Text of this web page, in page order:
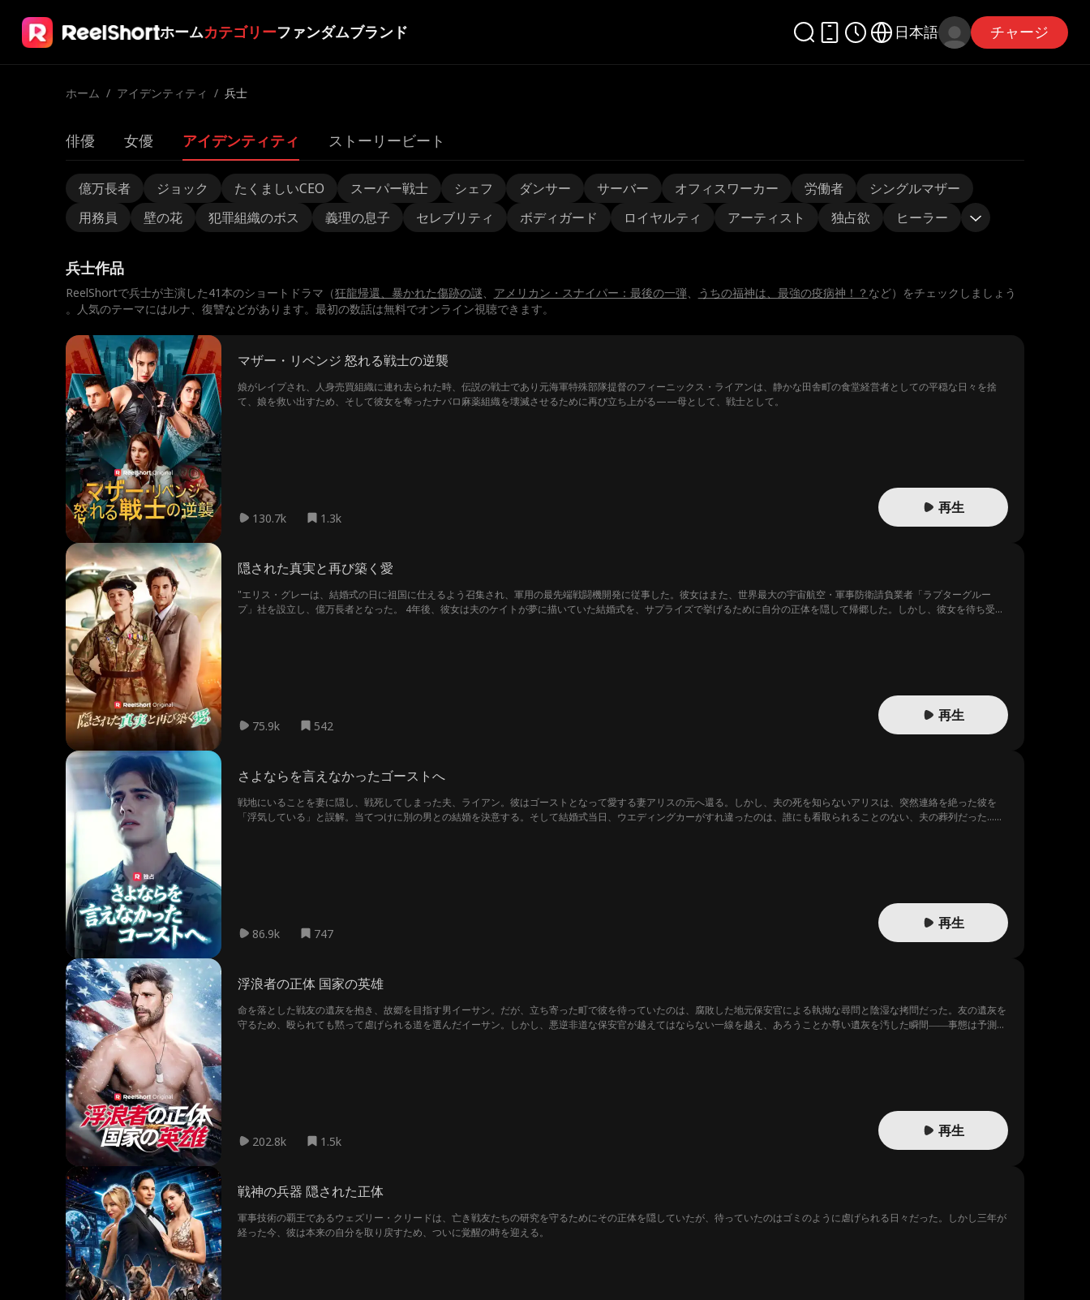
ホームカテゴリーファンダムブランド 日本語 チャージ
ホーム / アイデンティティ / 兵士
俳優 女優 アイデンティティ ストーリービート
億万長者 ジョック たくましいCEO スーパー戦士 シェフ ダンサー サーバー オフィスワーカー 労働者
シングルマザー
用務員
壁の花 犯罪組織のボス 義理の息子 セレブリティ ボディガード ロイヤルティ アーティスト 独占欲 ヒーラー
兵士作品
ReelShortで兵士が主演した41本のショートドラマ（狂龍帰還、暴かれた傷跡の謎、 アメリカン・スナイパー：最後の一弾、 うちの福神は、最強の疫病神！？ など）をチェックしましょう
。人気のテーマにはルナ、復讐などがあります。最初の数話は無料でオンライン視聴できます。
マザー・リベンジ 怒れる戦士の逆襲
娘がレイプされ、人身売買組織に連れ去られた時、伝説の戦士であり元海軍特殊部隊提督のフィーニックス・ライアンは、静かな田舎町の食堂経営者としての平穏な日々を捨
て、娘を救い出すため、そして彼女を奪ったナバロ麻薬組織を壊滅させるために再び立ち上がる——母として、戦士として。
130.7k 1.3k
再生
隠された真実と再び築く愛
"エリス・グレーは、結婚式の日に祖国に仕えるよう召集され、軍用の最先端戦闘機開発に従事した。彼女はまた、世界最大の宇宙航空・軍事防衛請負業者「ラプターグルー
プ」社を設立し、億万長者となった。 4年後、彼女は夫のケイトが夢に描いていた結婚式を、サプライズで挙げるために自分の正体を隠して帰郷した。しかし、彼女を待ち受け
75.9k 542
再生
さよならを言えなかったゴーストへ
戦地にいることを妻に隠し、戦死してしまった夫、ライアン。彼はゴーストとなって愛する妻アリスの元へ還る。しかし、夫の死を知らないアリスは、突然連絡を絶った彼を
「浮気している」と誤解。当てつけに別の男との結婚を決意する。そして結婚式当日、ウエディングカーがすれ違ったのは、誰にも看取られることのない、夫の葬列だった…こ
86.9k 747
再生
浮浪者の正体 国家の英雄
命を落とした戦友の遺灰を抱き、故郷を目指す男イーサン。だが、立ち寄った町で彼を待っていたのは、腐敗した地元保安官による執拗な尋問と陰湿な拷問だった。友の遺灰を
守るため、殴られても黙って虐げられる道を選んだイーサン。しかし、悪逆非道な保安官が越えてはならない一線を越え、あろうことか尊い遺灰を汚した瞬間――事態は予測不
202.8k 1.5k
再生
戦神の兵器 隠された正体
軍事技術の覇王であるウェズリー・クリードは、亡き戦友たちの研究を守るためにその正体を隠していたが、待っていたのはゴミのように虐げられる日々だった。しかし三年が
経った今、彼は本来の自分を取り戻すため、ついに覚醒の時を迎える。